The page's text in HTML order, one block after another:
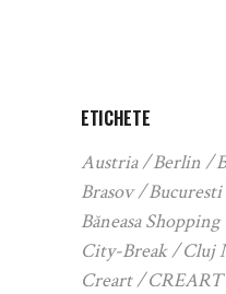
ETICHETE
Austria Berlin
Brasov
Bucuresti
Băneasa
City-Break
Cluj
Creart